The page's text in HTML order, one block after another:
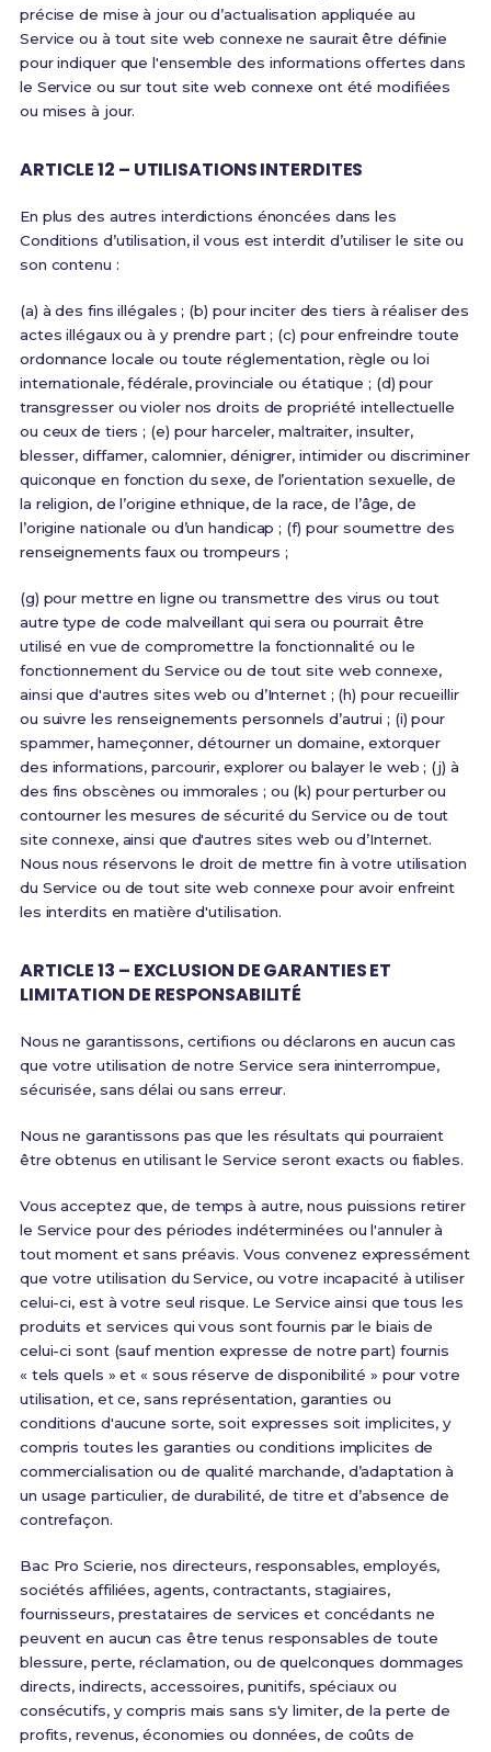
précise de mise à jour ou d’actualisation appliquée au
Service ou à tout site web connexe ne saurait être définie
pour indiquer que l'ensemble des informations offertes dans
le Service ou sur tout site web connexe ont été modifiées
ou mises à jour.
ARTICLE 12 – UTILISATIONS INTERDITES
En plus des autres interdictions énoncées dans les
Conditions d’utilisation, il vous est interdit d’utiliser le site ou
son contenu :
(a) à des fins illégales ; (b) pour inciter des tiers à réaliser des
actes illégaux ou à y prendre part ; (c) pour enfreindre toute
ordonnance locale ou toute réglementation, règle ou loi
internationale, fédérale, provinciale ou étatique ; (d) pour
transgresser ou violer nos droits de propriété intellectuelle
ou ceux de tiers ; (e) pour harceler, maltraiter, insulter,
blesser, diffamer, calomnier, dénigrer, intimider ou discriminer
quiconque en fonction du sexe, de l’orientation sexuelle, de
la religion, de l’origine ethnique, de la race, de l’âge, de
l’origine nationale ou d’un handicap ; (f) pour soumettre des
renseignements faux ou trompeurs ;
(g) pour mettre en ligne ou transmettre des virus ou tout
autre type de code malveillant qui sera ou pourrait être
utilisé en vue de compromettre la fonctionnalité ou le
fonctionnement du Service ou de tout site web connexe,
ainsi que d'autres sites web ou d’Internet ; (h) pour recueillir
ou suivre les renseignements personnels d’autrui ; (i) pour
spammer, hameçonner, détourner un domaine, extorquer
des informations, parcourir, explorer ou balayer le web ; (j) à
des fins obscènes ou immorales ; ou (k) pour perturber ou
contourner les mesures de sécurité du Service ou de tout
site connexe, ainsi que d'autres sites web ou d’Internet.
Nous nous réservons le droit de mettre fin à votre utilisation
du Service ou de tout site web connexe pour avoir enfreint
les interdits en matière d'utilisation.
ARTICLE 13 – EXCLUSION DE GARANTIES ET
LIMITATION DE RESPONSABILITÉ
Nous ne garantissons, certifions ou déclarons en aucun cas
que votre utilisation de notre Service sera ininterrompue,
sécurisée, sans délai ou sans erreur.
Nous ne garantissons pas que les résultats qui pourraient
être obtenus en utilisant le Service seront exacts ou fiables.
Vous acceptez que, de temps à autre, nous puissions retirer
le Service pour des périodes indéterminées ou l'annuler à
tout moment et sans préavis. Vous convenez expressément
que votre utilisation du Service, ou votre incapacité à utiliser
celui-ci, est à votre seul risque. Le Service ainsi que tous les
produits et services qui vous sont fournis par le biais de
celui-ci sont (sauf mention expresse de notre part) fournis
« tels quels » et « sous réserve de disponibilité » pour votre
utilisation, et ce, sans représentation, garanties ou
conditions d'aucune sorte, soit expresses soit implicites, y
compris toutes les garanties ou conditions implicites de
commercialisation ou de qualité marchande, d’adaptation à
un usage particulier, de durabilité, de titre et d’absence de
contrefaçon.
Bac Pro Scierie, nos directeurs, responsables, employés,
sociétés affiliées, agents, contractants, stagiaires,
fournisseurs, prestataires de services et concédants ne
peuvent en aucun cas être tenus responsables de toute
blessure, perte, réclamation, ou de quelconques dommages
directs, indirects, accessoires, punitifs, spéciaux ou
consécutifs, y compris mais sans s'y limiter, de la perte de
profits, revenus, économies ou données, de coûts de